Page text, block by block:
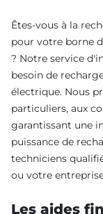
Êtes-vous à la
pour votre borne
? Notre service
besoin de
électrique. Nous
particuliers, aux
garantissant une
puissance de
techniciens
ou votre
Les aides